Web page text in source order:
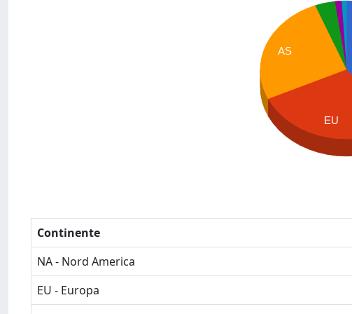
AS
EU
Continente
NA - Nord America
EU - Europa